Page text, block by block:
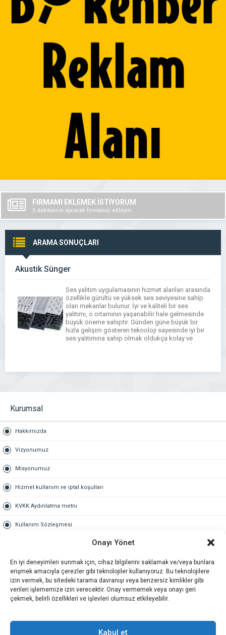
Onayı Yönet
En iyi deneyimleri sunmak için, cihaz bilgilerini saklamak ve/veya bunlara
erişmek amacıyla çerezler gibi teknolojiler kullanıyoruz. Bu teknolojilere
izin vermek, bu sitedeki tarama davranışı veya benzersiz kimlikler gibi
verileri işlememize izin verecektir. Onay vermemek veya onayı geri
çekmek, belirli özellikleri ve işlevleri olumsuz etkileyebilir.
Kabul et
FİRMAMI EKLEMEK İSTİYORUM
5 dakikanızı ayırarak firmanızı ekleyin..
ARAMA SONUÇLARI
Akustik Sünger
Ses yalıtım uygulamasının hizmet alanları arasında
özellikle gürültü ve yüksek ses seviyesine sahip
olan mekanlar bulunur. İyi ve kaliteli bir ses
yalıtımı, o ortamının yaşanabilir hale gelmesinde
büyük öneme sahiptir. Günden güne büyük bir
hızla gelişim gösteren teknoloji sayesinde iyi bir
ses yalıtımına sahip olmak oldukça kolay ve
ekonomik bir hale gelmiştir. Akustik süngerlerin
Kurumsal
Hakkımızda
Vizyonumuz
Misyonumuz
Hizmet kullanım ve iptal koşulları
KVKK Aydınlatma metni
Kullanım Sözleşmesi
Gold üyelik nedir
Kariyer